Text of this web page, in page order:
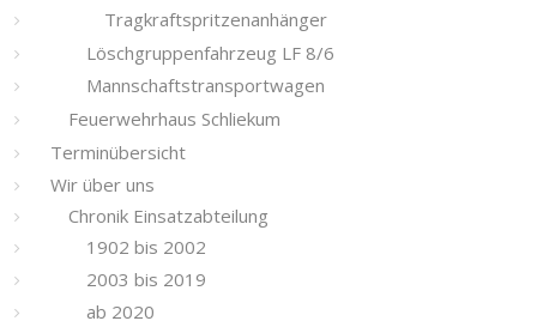
Tragkraftspritzenanhänger
Löschgruppenfahrzeug LF 8/6
Mannschaftstransportwagen
Feuerwehrhaus Schliekum
Terminübersicht
Wir über uns
Chronik Einsatzabteilung
1902 bis 2002
2003 bis 2019
ab 2020